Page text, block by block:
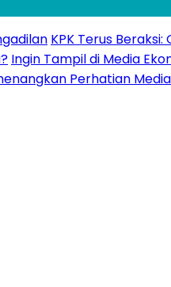
KPK Terus
Ingin Tampil di Media
Perhatian